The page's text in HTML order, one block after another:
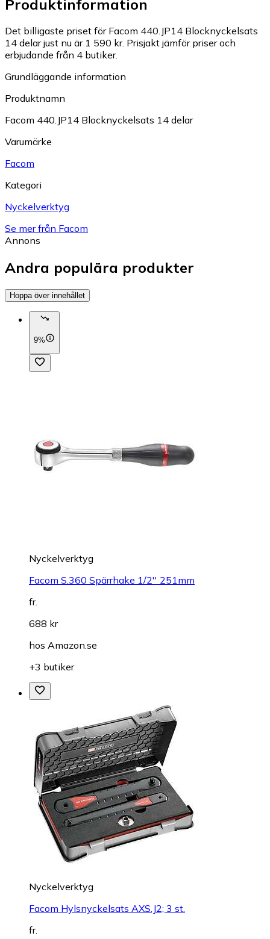
Produktinformation
Det billigaste priset för Facom 440.JP14 Blocknyckelsats
14 delar just nu är 1 590 kr. Prisjakt jämför priser och
erbjudande från 4 butiker.
Grundläggande information
Produktnamn
Facom 440.JP14 Blocknyckelsats 14 delar
Varumärke
Facom
Kategori
Nyckelverktyg
Se mer från Facom
Annons
Andra populära produkter
Hoppa över innehållet
9%
Nyckelverktyg
Facom S.360 Spärrhake 1/2'' 251mm
fr.
688 kr
hos Amazon.se
+3 butiker
Nyckelverktyg
Facom Hylsnyckelsats AXS.J2; 3 st.
fr.